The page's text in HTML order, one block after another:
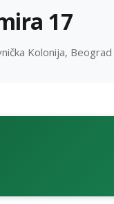
17
Kolonija, Beograd